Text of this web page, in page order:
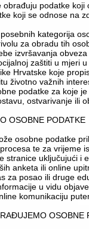
podatke
koji se odnose na
kategorija
za obradu tih
izvršavanja
zaštiti u mjeri
Hrvatske koje
životno važnih
podatke za koje
ostvarivanje ili
OSOBNE PODATKE
osobne podatke
te za vrijeme
stranice uključujući i
anketa ili online
za posao ili druge
u vidu
komunikaciju
OSOBNE